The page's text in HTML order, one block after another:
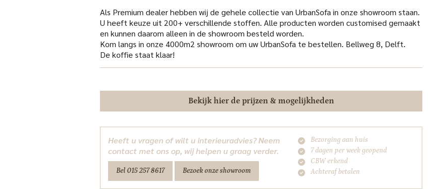
€1,029.00.€795.00.
Als Premium dealer hebben wij de gehele collectie van UrbanSofa in onze showroom staan.
U heeft keuze uit 200+ verschillende stoffen. Alle producten worden customised gemaakt
en kunnen daarom alleen in de showroom besteld worden.
Kom langs in onze 4000m2 showroom om uw UrbanSofa te bestellen. Bellweg 8, Delft.
De koffie staat klaar!
Bekijk hier de prijzen & mogelijkheden
Heeft u vragen of wilt u interieuradvies? Neem
contact met ons op, wij helpen u graag verder.
Bel 015 257 8617 Bezoek onze showroom
Bezorging aan huis
7 dagen per week geopend
CBW erkend
Achteraf betalen